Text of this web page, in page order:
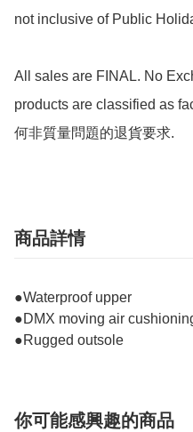
not inclusive of Public
All sales are FINAL. No
products are classified as
何非質量問題的退貨要求.
商品詳情
●Waterproof upper
●DMX moving air
●Rugged outsole
你可能感興趣的商品